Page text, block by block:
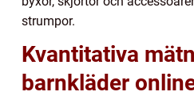
strumpor.
Kvantitativa
barnkläder